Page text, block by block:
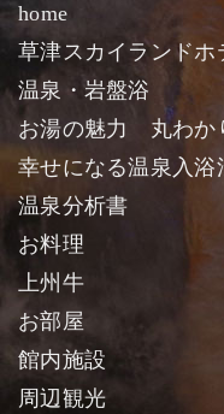
home
草津スカイランド
温泉・岩盤浴
お湯の魅力 丸わか
幸せになる温泉入浴
温泉分析書
お料理
上州牛
お部屋
館内施設
周辺観光